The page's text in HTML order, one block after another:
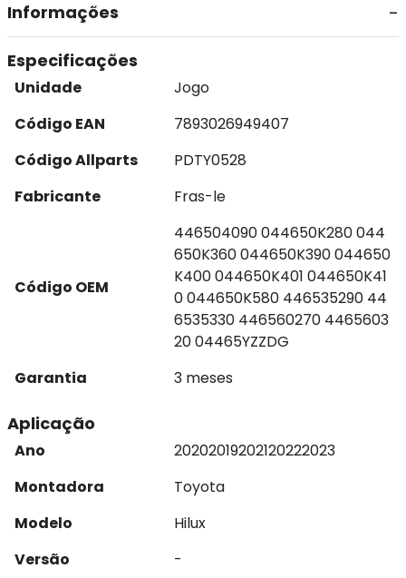
Informações
Especificações
Unidade
Jogo
Código EAN
7893026949407
Código Allparts
PDTY0528
Fabricante
Fras-le
Código OEM
446504090 044650K280 044
650K360 044650K390 044650
K400 044650K401 044650K41
0 044650K580 446535290 44
6535330 446560270 4465603
20 04465YZZDG
Garantia
3 meses
Aplicação
Ano 20202019202120222023
Montadora
Toyota
Modelo
Hilux
Versão
-